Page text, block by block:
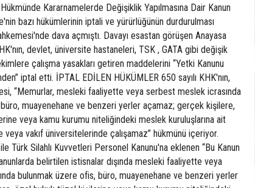
Kararnamelerde Değişiklik Yapılmasına Dair Kanun
bazı hükümlerinin iptali ve yürürlüğünün durdurulması
dava açmıştı. Davayı esastan görüşen Anayasa
devlet, üniversite hastaneleri, TSK , GATA gibi değişik
çalışma yasakları getiren maddelerini “Yetki Kanunu
iptal etti. İPTAL EDİLEN HÜKÜMLER 650 sayılı KHK'nın,
“Memurlar, mesleki faaliyette veya serbest meslek icrasında
muayenehane ve benzeri yerler açamaz; gerçek kişilere,
veya kamu kurumu niteliğindeki meslek kuruluşlarına ait
vakıf üniversitelerinde çalışamaz” hükmünü içeriyor.
Türk Silahlı Kuvvetleri Personel Kanunu'na eklenen “Bu Kanun
belirtilen istisnalar dışında mesleki faaliyette veya
bulunmak üzere ofis, büro, muayenehane ve benzeri yerler